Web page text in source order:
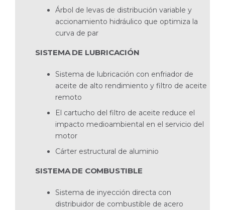
Árbol de levas de distribución variable y
accionamiento hidráulico que optimiza la
curva de par
SISTEMA DE LUBRICACIÓN
Sistema de lubricación con enfriador de
aceite de alto rendimiento y filtro de aceite
remoto
El cartucho del filtro de aceite reduce el
impacto medioambiental en el servicio del
motor
Cárter estructural de aluminio
SISTEMA DE COMBUSTIBLE
Sistema de inyección directa con
distribuidor de combustible de acero